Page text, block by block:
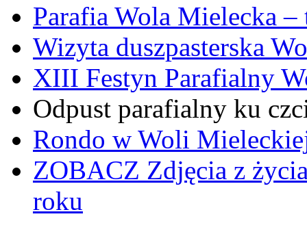
Parafia Wola Mielecka
Wizyta duszpasterska
XIII Festyn Parafialny
Odpust parafialny ku
Rondo w Woli
ZOBACZ Zdjęcia z
roku